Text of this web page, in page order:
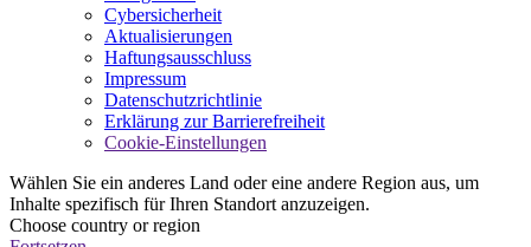
Cybersicherheit
Aktualisierungen
Haftungsausschluss
Impressum
Datenschutzrichtlinie
Erklärung zur Barrierefreiheit
Cookie-Einstellungen
Wählen Sie ein anderes Land oder eine andere Region aus, um
Inhalte spezifisch für Ihren Standort anzuzeigen.
Choose country or region